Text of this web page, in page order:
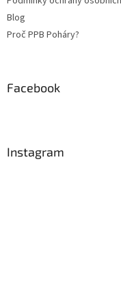
Blog
Proč PPB Poháry?
Facebook
Instagram